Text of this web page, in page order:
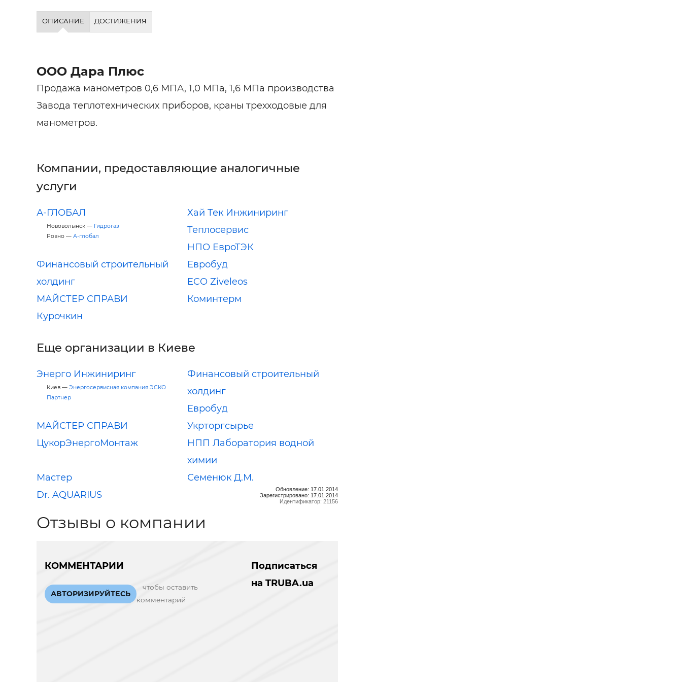
ОПИСАНИЕ ДОСТИЖЕНИЯ
ООО Дара Плюс
Продажа манометров 0,6 МПА, 1,0 МПа, 1,6 МПа производства
Завода теплотехнических приборов, краны трехходовые для
манометров.
Компании, предоставляющие аналогичные
услуги
А-ГЛОБАЛ
Нововолынск — Гидрогаз
Ровно — А-глобал
Хай Тек Инжиниринг
Теплосервис
НПО ЕвроТЭК
Финансовый строительный
холдинг
Евробуд
ECO Ziveleos
МАЙСТЕР СПРАВИ
Коминтерм
Курочкин
Еще организации в Киеве
Энерго Инжиниринг
Киев — Энергосервисная компания ЭСКО
Партнер
Финансовый строительный
холдинг
Евробуд
МАЙСТЕР СПРАВИ
Укрторгсырье
ЦукорЭнергоМонтаж
НПП Лаборатория водной
химии
Мастер
Семенюк Д.М.
Dr. AQUARIUS
Обновление: 17.01.2014
Зарегистрировано: 17.01.2014
Идентификатор: 21156
Отзывы о компании
КОММЕНТАРИИ
АВТОРИЗИРУЙТЕСЬ
чтобы оставить
комментарий
Подписаться
на TRUBA.ua